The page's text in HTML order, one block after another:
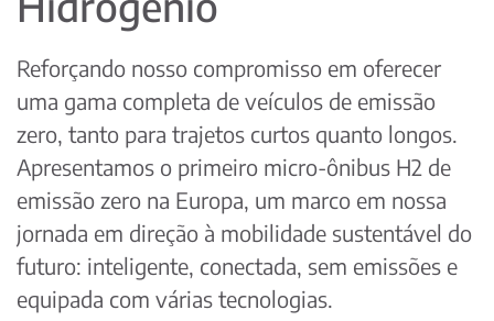
Reforçando nosso compromisso em oferecer
uma gama completa de veículos de emissão
zero, tanto para trajetos curtos quanto longos.
Apresentamos o primeiro micro-ônibus H2 de
emissão zero na Europa, um marco em nossa
jornada em direção à mobilidade sustentável do
futuro: inteligente, conectada, sem emissões e
equipada com várias tecnologias.